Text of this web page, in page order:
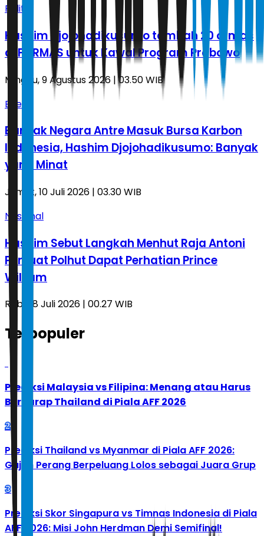
Politik
Hashim Djojohadikusumo tambah 20 ormas
di FORMAS untuk Kawal Program Prabowo
Minggu, 9 Agustus 2026 | 03.50 WIB
Energi
Banyak Negara Antre Masuk Bursa Karbon
Indonesia, Hashim Djojohadikusumo: Banyak
yang Minat
Jumat, 10 Juli 2026 | 03.30 WIB
Nasional
Hashim Sebut Langkah Menhut Raja Antoni
Perkuat Polhut Dapat Perhatian Prince
William
Rabu, 8 Juli 2026 | 00.27 WIB
Terpopuler
Prediksi Malaysia vs Filipina: Menang atau Harus
Berharap Thailand di Piala AFF 2026
2
Prediksi Thailand vs Myanmar di Piala AFF 2026:
Gajah Perang Berpeluang Lolos sebagai Juara Grup
3
Prediksi Skor Singapura vs Timnas Indonesia di Piala
AFF 2026: Misi John Herdman Demi Semifinal!